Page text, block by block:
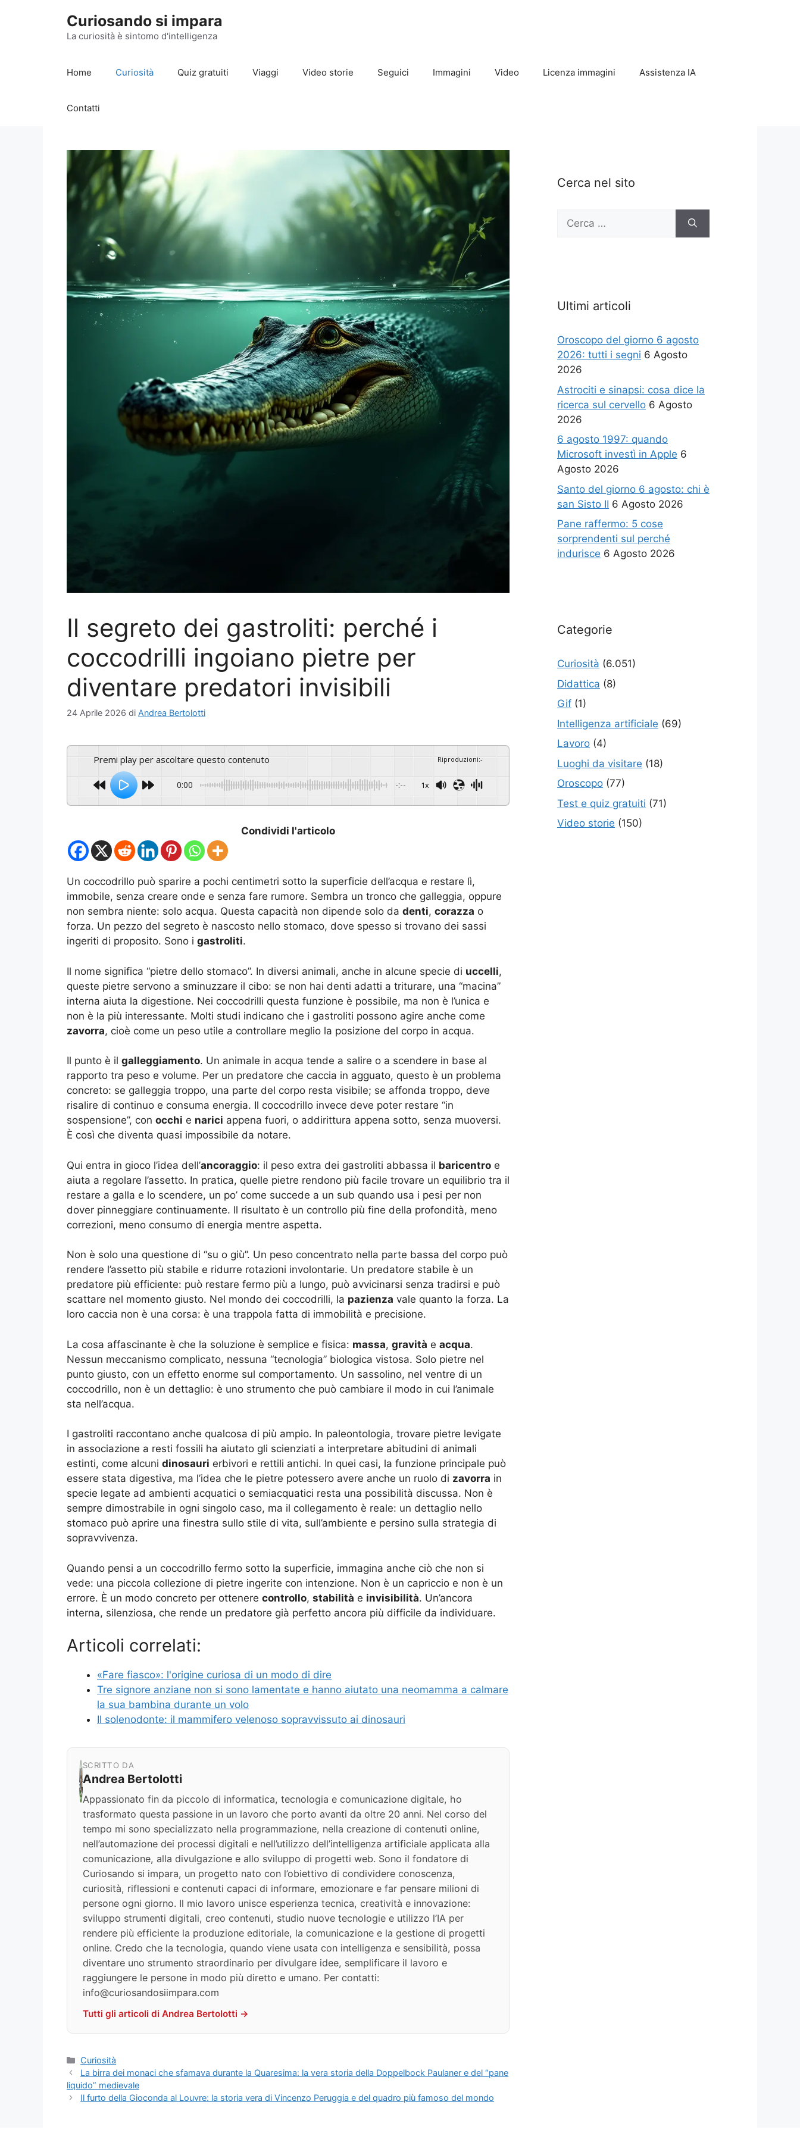
Curiosando si impara
La curiosità è sintomo d'intelligenza
Home Curiosità Quiz gratuiti Viaggi Video storie Seguici Immagini Video Licenza immagini Assistenza IA
Contatti
Il segreto dei gastroliti: perché i
coccodrilli ingoiano pietre per
diventare predatori invisibili
24 Aprile 2026 di Andrea Bertolotti
Premi play per ascoltare questo contenuto Riproduzioni:-
0:00 -:-- 1x
Condividi l'articolo
Un coccodrillo può sparire a pochi centimetri sotto la superficie dell’acqua e restare lì,
immobile, senza creare onde e senza fare rumore. Sembra un tronco che galleggia, oppure
non sembra niente: solo acqua. Questa capacità non dipende solo da denti, corazza o
forza. Un pezzo del segreto è nascosto nello stomaco, dove spesso si trovano dei sassi
ingeriti di proposito. Sono i gastroliti.
Il nome significa “pietre dello stomaco”. In diversi animali, anche in alcune specie di uccelli,
queste pietre servono a sminuzzare il cibo: se non hai denti adatti a triturare, una “macina”
interna aiuta la digestione. Nei coccodrilli questa funzione è possibile, ma non è l’unica e
non è la più interessante. Molti studi indicano che i gastroliti possono agire anche come
zavorra, cioè come un peso utile a controllare meglio la posizione del corpo in acqua.
Il punto è il galleggiamento. Un animale in acqua tende a salire o a scendere in base al
rapporto tra peso e volume. Per un predatore che caccia in agguato, questo è un problema
concreto: se galleggia troppo, una parte del corpo resta visibile; se affonda troppo, deve
risalire di continuo e consuma energia. Il coccodrillo invece deve poter restare “in
sospensione”, con occhi e narici appena fuori, o addirittura appena sotto, senza muoversi.
È così che diventa quasi impossibile da notare.
Qui entra in gioco l’idea dell’ancoraggio: il peso extra dei gastroliti abbassa il baricentro e
aiuta a regolare l’assetto. In pratica, quelle pietre rendono più facile trovare un equilibrio tra il
restare a galla e lo scendere, un po’ come succede a un sub quando usa i pesi per non
dover pinneggiare continuamente. Il risultato è un controllo più fine della profondità, meno
correzioni, meno consumo di energia mentre aspetta.
Non è solo una questione di “su o giù”. Un peso concentrato nella parte bassa del corpo può
rendere l’assetto più stabile e ridurre rotazioni involontarie. Un predatore stabile è un
predatore più efficiente: può restare fermo più a lungo, può avvicinarsi senza tradirsi e può
scattare nel momento giusto. Nel mondo dei coccodrilli, la pazienza vale quanto la forza. La
loro caccia non è una corsa: è una trappola fatta di immobilità e precisione.
La cosa affascinante è che la soluzione è semplice e fisica: massa, gravità e acqua.
Nessun meccanismo complicato, nessuna “tecnologia” biologica vistosa. Solo pietre nel
punto giusto, con un effetto enorme sul comportamento. Un sassolino, nel ventre di un
coccodrillo, non è un dettaglio: è uno strumento che può cambiare il modo in cui l’animale
sta nell’acqua.
I gastroliti raccontano anche qualcosa di più ampio. In paleontologia, trovare pietre levigate
in associazione a resti fossili ha aiutato gli scienziati a interpretare abitudini di animali
estinti, come alcuni dinosauri erbivori e rettili antichi. In quei casi, la funzione principale può
essere stata digestiva, ma l’idea che le pietre potessero avere anche un ruolo di zavorra in
specie legate ad ambienti acquatici o semiacquatici resta una possibilità discussa. Non è
sempre dimostrabile in ogni singolo caso, ma il collegamento è reale: un dettaglio nello
stomaco può aprire una finestra sullo stile di vita, sull’ambiente e persino sulla strategia di
sopravvivenza.
Quando pensi a un coccodrillo fermo sotto la superficie, immagina anche ciò che non si
vede: una piccola collezione di pietre ingerite con intenzione. Non è un capriccio e non è un
errore. È un modo concreto per ottenere controllo, stabilità e invisibilità. Un’ancora
interna, silenziosa, che rende un predatore già perfetto ancora più difficile da individuare.
Articoli correlati:
«Fare fiasco»: l'origine curiosa di un modo di dire
Tre signore anziane non si sono lamentate e hanno aiutato una neomamma a calmare
la sua bambina durante un volo
Il solenodonte: il mammifero velenoso sopravvissuto ai dinosauri
SCRITTO DA
Andrea Bertolotti
Appassionato fin da piccolo di informatica, tecnologia e comunicazione digitale, ho
trasformato questa passione in un lavoro che porto avanti da oltre 20 anni. Nel corso del
tempo mi sono specializzato nella programmazione, nella creazione di contenuti online,
nell’automazione dei processi digitali e nell’utilizzo dell’intelligenza artificiale applicata alla
comunicazione, alla divulgazione e allo sviluppo di progetti web. Sono il fondatore di
Curiosando si impara, un progetto nato con l’obiettivo di condividere conoscenza,
curiosità, riflessioni e contenuti capaci di informare, emozionare e far pensare milioni di
persone ogni giorno. Il mio lavoro unisce esperienza tecnica, creatività e innovazione:
sviluppo strumenti digitali, creo contenuti, studio nuove tecnologie e utilizzo l’IA per
rendere più efficiente la produzione editoriale, la comunicazione e la gestione di progetti
online. Credo che la tecnologia, quando viene usata con intelligenza e sensibilità, possa
diventare uno strumento straordinario per divulgare idee, semplificare il lavoro e
raggiungere le persone in modo più diretto e umano. Per contatti:
info@curiosandosiimpara.com
Tutti gli articoli di Andrea Bertolotti →
Categorie
Curiosità
La birra dei monaci che sfamava durante la Quaresima: la vera storia della Doppelbock Paulaner e del “pane
liquido” medievale
Il furto della Gioconda al Louvre: la storia vera di Vincenzo Peruggia e del quadro più famoso del mondo
Cerca nel sito
Ricerca
Ultimi articoli
Oroscopo del giorno 6 agosto
2026: tutti i segni 6 Agosto
2026
Astrociti e sinapsi: cosa dice la
ricerca sul cervello 6 Agosto
2026
6 agosto 1997: quando
Microsoft investì in Apple 6
Agosto 2026
Santo del giorno 6 agosto: chi è
san Sisto II 6 Agosto 2026
Pane raffermo: 5 cose
sorprendenti sul perché
indurisce 6 Agosto 2026
Categorie
Curiosità (6.051)
Didattica (8)
Gif (1)
Intelligenza artificiale (69)
Lavoro (4)
Luoghi da visitare (18)
Oroscopo (77)
Test e quiz gratuiti (71)
Video storie (150)